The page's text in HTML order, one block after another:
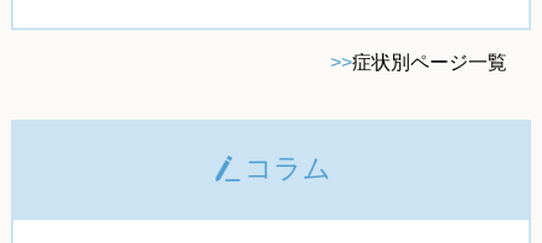
>>症状別ページ一覧
コラム